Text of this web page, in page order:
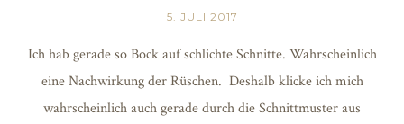
5. JULI 2017
Ich hab gerade so Bock auf schlichte Schnitte. Wahrscheinlich
eine Nachwirkung der Rüschen. Deshalb klicke ich mich
wahrscheinlich auch gerade durch die Schnittmuster aus